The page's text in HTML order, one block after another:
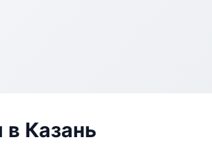
Казань